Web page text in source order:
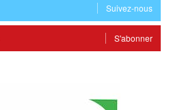
Suivez-nous
S'abonner